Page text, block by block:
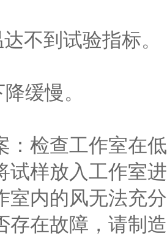
到试验指标。
缓慢。
检查工作室在低
试样放入工作室
室内的风无法充
存在故障，请制